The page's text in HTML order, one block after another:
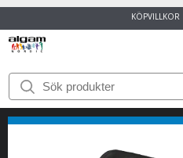
KÖPVILLKOR
START
VARUMÄRKEN